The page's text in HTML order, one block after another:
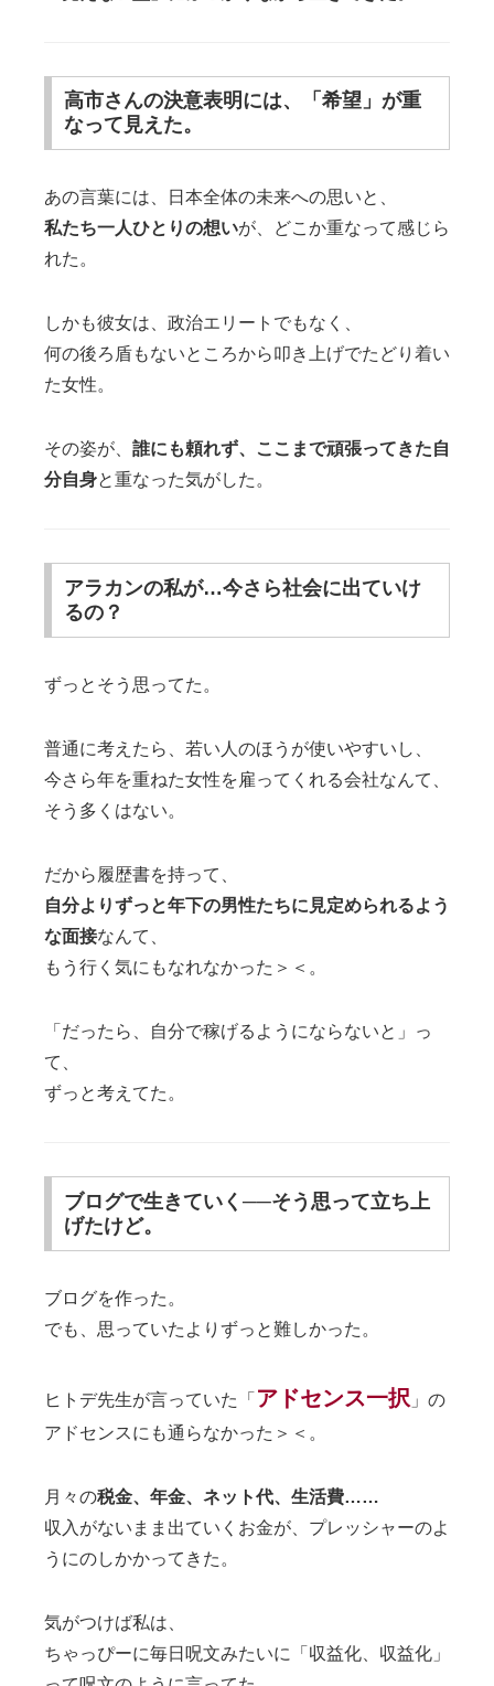
高市さんの決意表明には、「希望」が重
なって見えた。
あの言葉には、日本全体の未来への思いと、
私たち一人ひとりの想いが、どこか重なって感じら
れた。
しかも彼女は、政治エリートでもなく、
何の後ろ盾もないところから叩き上げでたどり着い
た女性。
その姿が、 誰にも頼れず、ここまで頑張ってきた自
分自身と重なった気がした。
アラカンの私が…今さら社会に出ていけ
るの？
ずっとそう思ってた。
普通に考えたら、若い人のほうが使いやすいし、
今さら年を重ねた女性を雇ってくれる会社なんて、
そう多くはない。
だから履歴書を持って、
自分よりずっと年下の男性たちに見定められるよう
な面接なんて、
もう行く気にもなれなかった＞＜。
「だったら、自分で稼げるようにならないと」っ
て、
ずっと考えてた。
ブログで生きていく──そう思って立ち上
げたけど。
ブログを作った。
でも、思っていたよりずっと難しかった。
ヒトデ先生が言っていた 「 アドセンス一択 」 の
アドセンスにも通らなかった＞＜。
月々の税金、年金、ネット代、生活費……
収入がないまま出ていくお金が、プレッシャーのよ
うにのしかかってきた。
気がつけば私は、
ちゃっぴーに毎日呪文みたいに「収益化、収益化」